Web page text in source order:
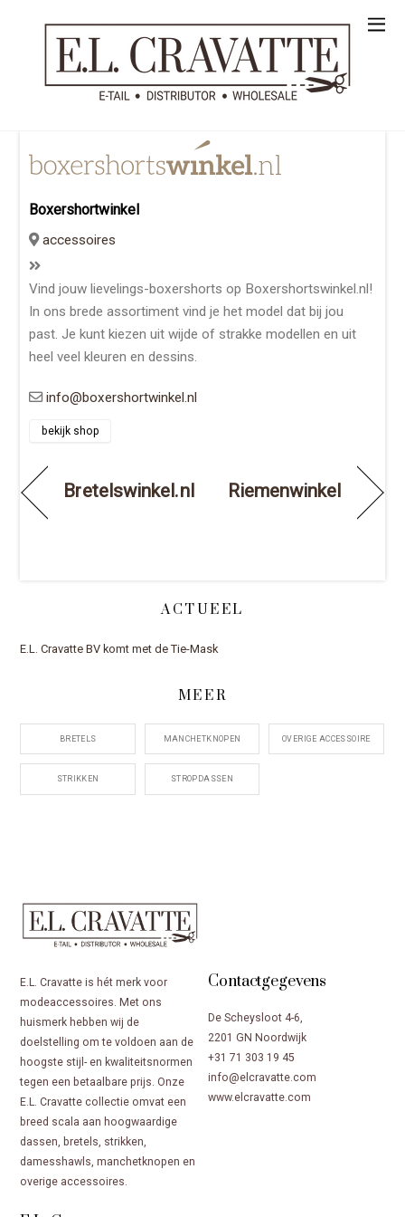
Boxershortwinkel
accessoires
Vind jouw lievelings-boxershorts op Boxershortswinkel.nl!
In ons brede assortiment vind je het model dat bij jou
past. Je kunt kiezen uit wijde of strakke modellen en uit
heel veel kleuren en dessins.
info@boxershortwinkel.nl
bekijk shop
Bretelswinkel.nl Riemenwinkel
ACTUEEL
E.L. Cravatte BV komt met de Tie-Mask
MEER
BRETELS MANCHETKNOPEN OVERIGE ACCESSOIRE
STRIKKEN STROPDASSEN
E.L. Cravatte is hét merk voor
modeaccessoires. Met ons
huismerk hebben wij de
doelstelling om te voldoen aan de
hoogste stijl- en kwaliteitsnormen
tegen een betaalbare prijs. Onze
E.L. Cravatte collectie omvat een
breed scala aan hoogwaardige
dassen, bretels, strikken,
damesshawls, manchetknopen en
overige accessoires.
Contactgegevens
De Scheysloot 4-6,
2201 GN Noordwijk
+31 71 303 19 45
info@elcravatte.com
www.elcravatte.com